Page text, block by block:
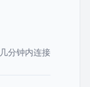
几分钟内连接